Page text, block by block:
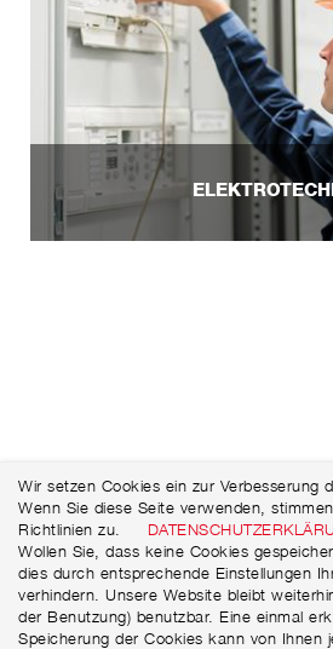
Wir setzen Cookies ein zur Verbesserung
Wenn Sie diese Seite verwenden,
Richtlinien zu.
Wollen Sie, dass keine Cookies
dies durch entsprechende Einstellungen
verhindern. Unsere Website bleibt
der Benutzung) benutzbar. Eine einmal
Speicherung der Cookies kann von Ihnen